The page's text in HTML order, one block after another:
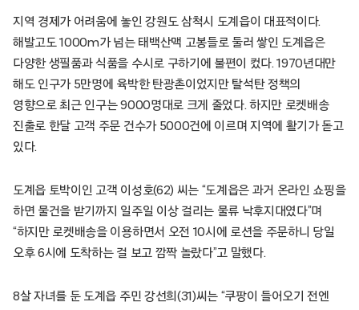
지역 경제가 어려움에 놓인 강원도 삼척시 도계읍이 대표적이다.
해발고도 1000m가 넘는 태백산맥 고봉들로 둘러 쌓인 도계읍은
다양한 생필품과 식품을 수시로 구하기에 불편이 컸다. 1970년대만
해도 인구가 5만명에 육박한 탄광촌이었지만 탈석탄 정책의
영향으로 최근 인구는 9000명대로 크게 줄었다. 하지만 로켓배송
진출로 한달 고객 주문 건수가 5000건에 이르며 지역에 활기가 돋고
있다.
도계읍 토박이인 고객 이성호(62) 씨는 “도계읍은 과거 온라인 쇼핑을
하면 물건을 받기까지 일주일 이상 걸리는 물류 낙후지대였다”며
“하지만 로켓배송을 이용하면서 오전 10시에 로션을 주문하니 당일
오후 6시에 도착하는 걸 보고 깜짝 놀랐다”고 말했다.
8살 자녀를 둔 도계읍 주민 강선희(31)씨는 “쿠팡이 들어오기 전엔